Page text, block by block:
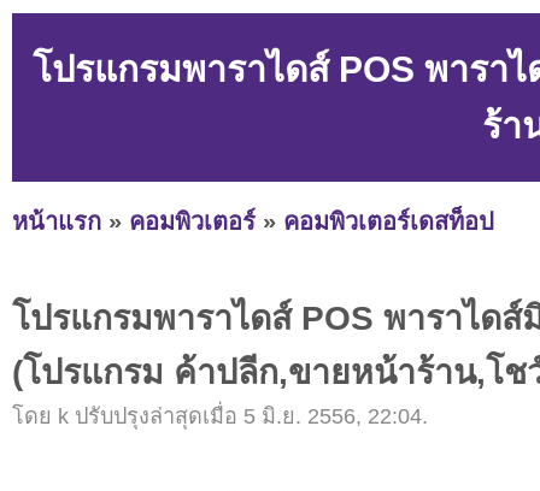
โปรแกรมพาราไดส์ POS พาร
ร้า
หน้าแรก » คอมพิวเตอร์ » คอมพิวเตอร์เดสท็อป
โปรแกรมพาราไดส์ POS พาราไดส์
(โปรแกรม ค้าปลีก,ขายหน้าร้าน,โช
โดย k ปรับปรุงล่าสุดเมื่อ 5 มิ.ย. 2556, 22:04.